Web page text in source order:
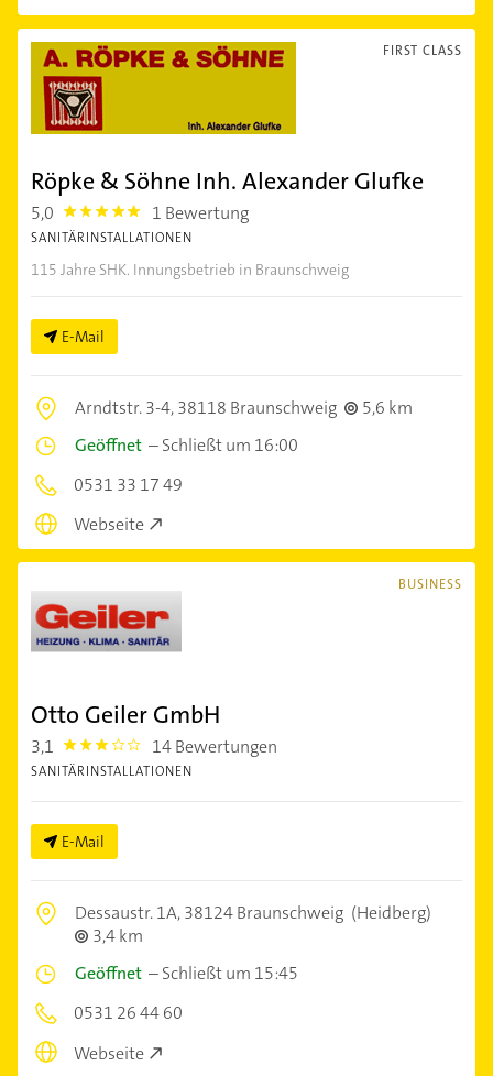
FIRST CLASS
Röpke & Söhne Inh. Alexander Glufke
5,0 5.0 1 Bewertung
SANITÄRINSTALLATIONEN
115 Jahre SHK. Innungsbetrieb in Braunschweig
E-Mail
Arndtstr. 3-4,38118 Braunschweig
5,6 km
Geöffnet –Schließt um 16:00
0531 33 17 49
Webseite
BUSINESS
Otto Geiler GmbH
3,1 3.1000001 14 Bewertungen
SANITÄRINSTALLATIONEN
E-Mail
Dessaustr. 1A,38124 Braunschweig (Heidberg)
3,4 km
Geöffnet –Schließt um 15:45
0531 26 44 60
Webseite